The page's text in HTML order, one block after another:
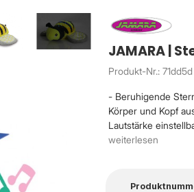
JAMARA |
Produkt-Nr.: 71dd5d
- Beruhigende
Körper und Kopf
Lautstärke
weiterlesen